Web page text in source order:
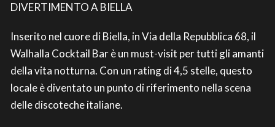
DIVERTIMENTO A BIELLA
Inserito nel cuore di Biella, in Via della Repubblica 68, il
Walhalla Cocktail Bar è un must-visit per tutti gli amanti
della vita notturna. Con un rating di 4,5 stelle, questo
locale è diventato un punto di riferimento nella scena
delle discoteche italiane.